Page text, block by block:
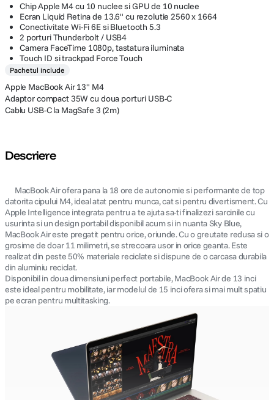
Chip Apple M4 cu 10 nuclee si GPU de 10 nuclee
Ecran Liquid Retina de 13.6" cu rezolutie 2560 x 1664
Conectivitate Wi-Fi 6E si Bluetooth 5.3
2 porturi Thunderbolt / USB4
Camera FaceTime 1080p, tastatura iluminata
Touch ID si trackpad Force Touch
Pachetul include
Apple MacBook Air 13" M4
Adaptor compact 35W cu doua porturi USB-C
Cablu USB-C la MagSafe 3 (2m)
Descriere
MacBook Air ofera pana la 18 ore de autonomie si performante de top
datorita cipului M4, ideal atat pentru munca, cat si pentru divertisment. Cu
Apple Intelligence integrata pentru a te ajuta sa-ti finalizezi sarcinile cu
usurinta si un design portabil disponibil acum si in nuanta Sky Blue,
MacBook Air este pregatit pentru orice, oriunde. Cu o greutate redusa si o
grosime de doar 11 milimetri, se strecoara usor in orice geanta. Este
realizat din peste 50% materiale reciclate si dispune de o carcasa durabila
din aluminiu reciclat.
Disponibil in doua dimensiuni perfect portabile, MacBook Air de 13 inci
este ideal pentru mobilitate, iar modelul de 15 inci ofera si mai mult spatiu
pe ecran pentru multitasking.